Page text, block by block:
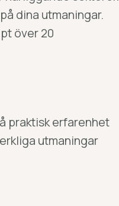
dina utmaningar.
över 20
praktisk erfarenhet
utmaningar